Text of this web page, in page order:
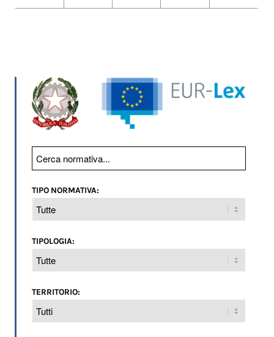
TIPO NORMATIVA:
TIPOLOGIA:
TERRITORIO: